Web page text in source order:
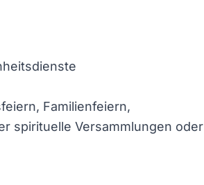
Familienfeiern,
spirituelle Versammlungen oder